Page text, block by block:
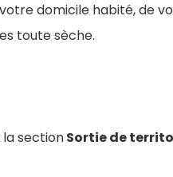
domicile habité, de
toute sèche.
la sectionSortie de